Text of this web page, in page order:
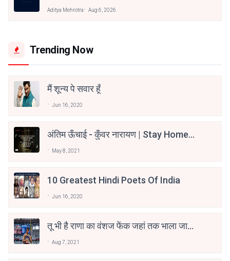
Aditya Mehrotra Aug 6, 2026
Trending Now
मैं शून्य पे सवार हूँ
Jun 16, 2020
अंतिम ऊँचाई - कुँवर नारायण | Stay Home
May 8, 2021
10 Greatest Hindi Poets Of India
Jun 16, 2020
तू भी है राणा का वंशज फेंक जहां तक भाला जाए:
Aug 7, 2021